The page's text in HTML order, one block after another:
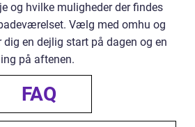
og hvilke muligheder der findes
Vælg med omhu og
dig en dejlig start på dagen og en
på aftenen.
FAQ